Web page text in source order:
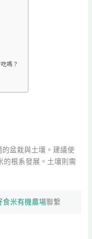
嗎？
盆栽與土壤。建議使
的根系發展。土壤則需
食米有機農場聯繫